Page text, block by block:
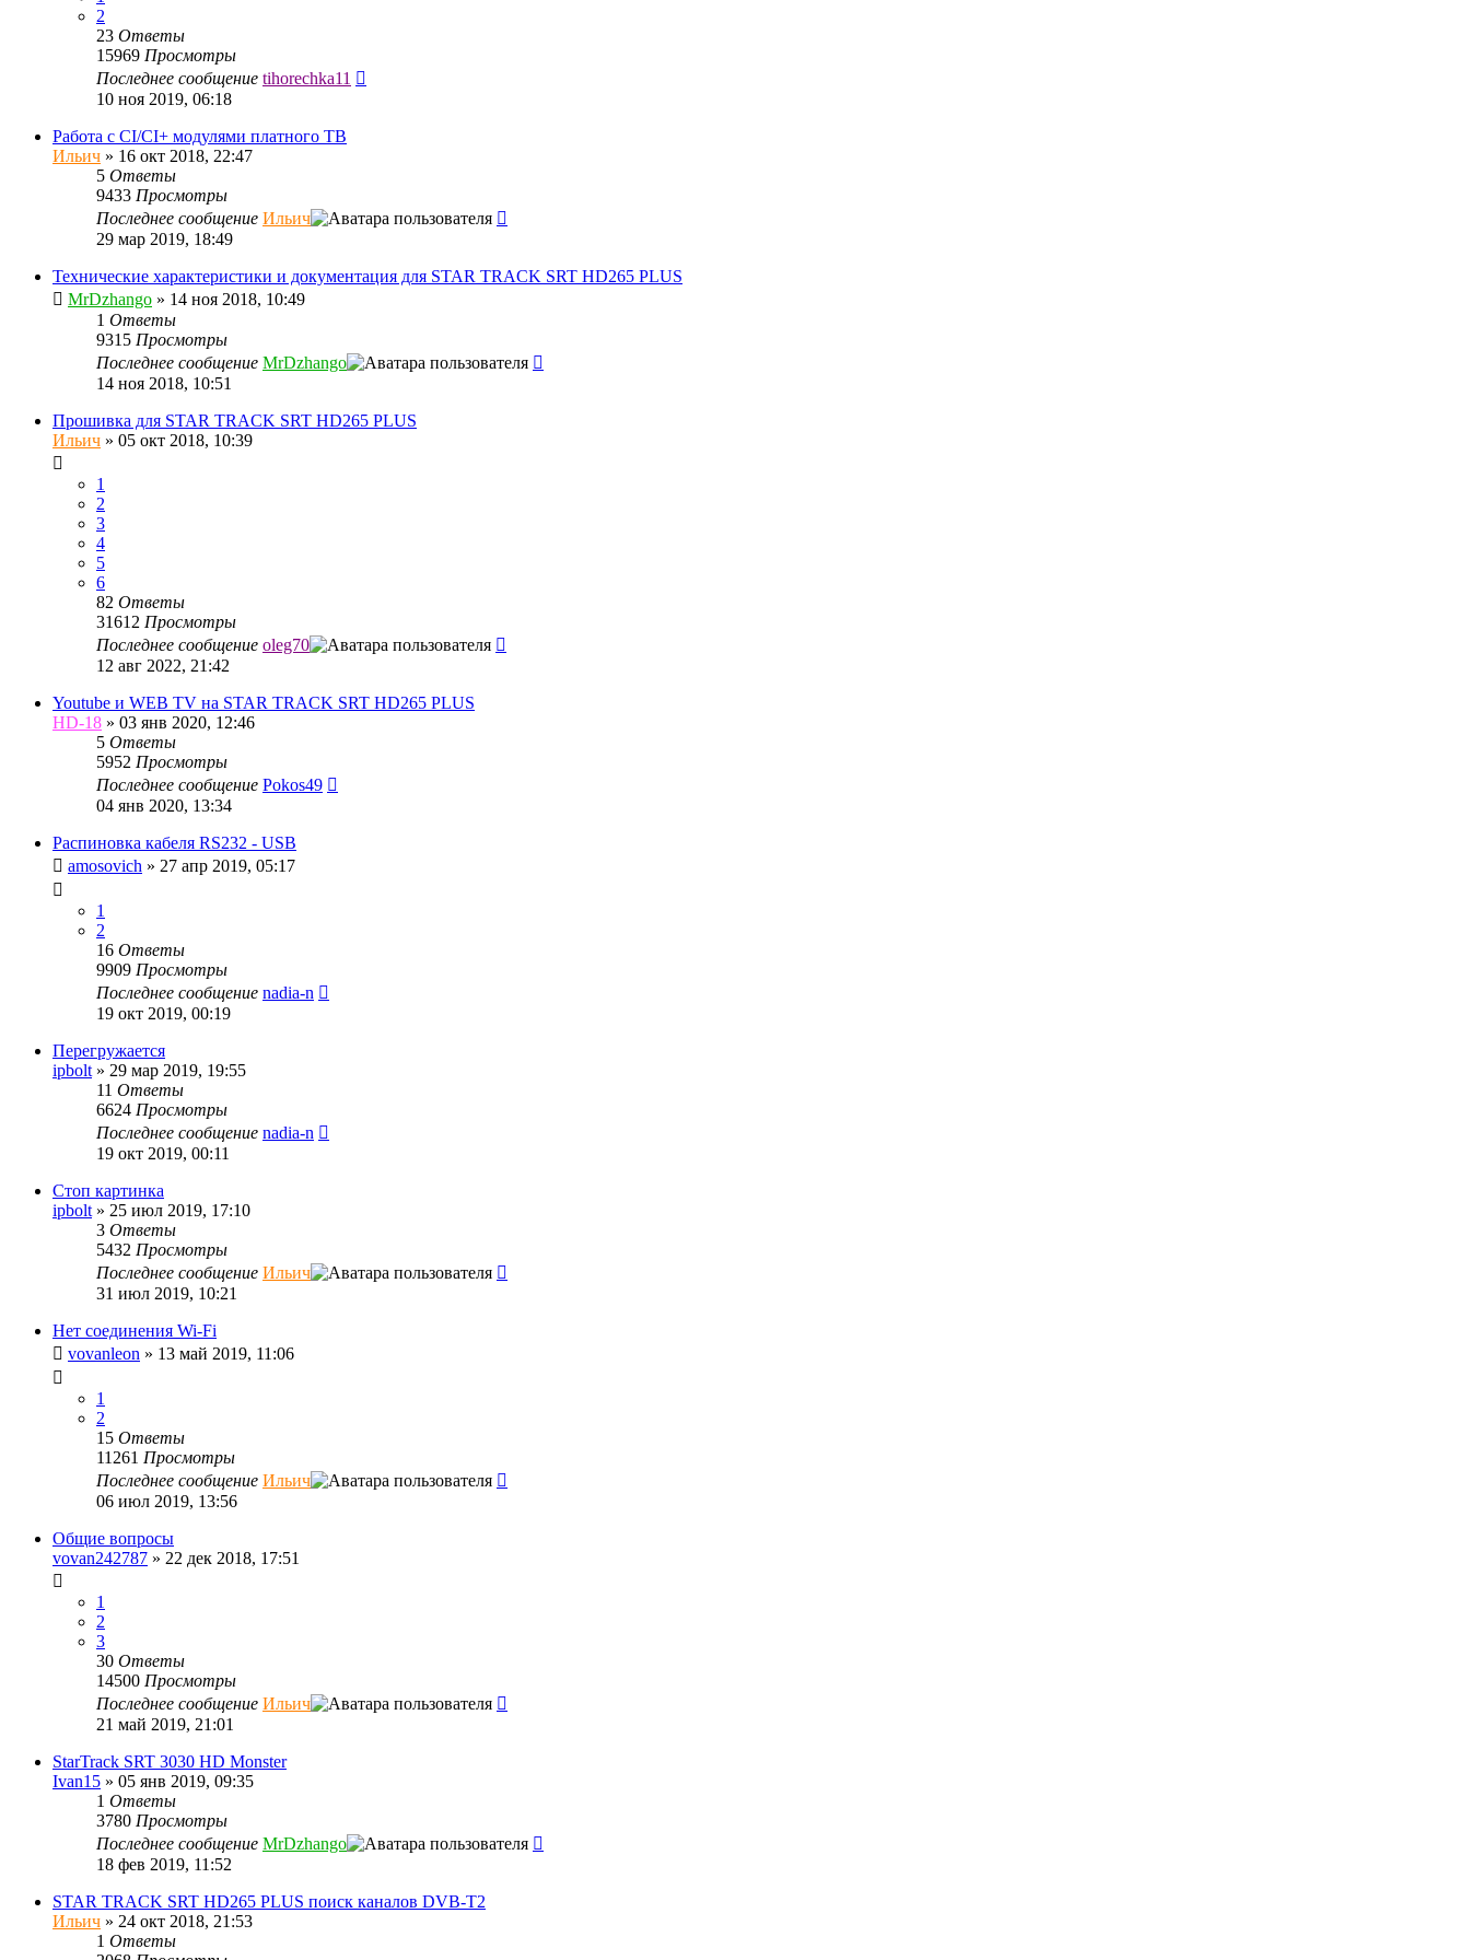
2
23 Ответы
15969 Просмотры
Последнее сообщение tihorechka11
10 ноя 2019, 06:18
Работа с CI/CI+ модулями платного ТВ
Ильич » 16 окт 2018, 22:47
5 Ответы
9433 Просмотры
Последнее сообщение Ильич
29 мар 2019, 18:49
Технические характеристики и документация для STAR TRACK SRT HD265 PLUS
MrDzhango » 14 ноя 2018, 10:49
1 Ответы
9315 Просмотры
Последнее сообщение MrDzhango
14 ноя 2018, 10:51
Прошивка для STAR TRACK SRT HD265 PLUS
Ильич » 05 окт 2018, 10:39
1
2
3
4
5
6
82 Ответы
31612 Просмотры
Последнее сообщение oleg70
12 авг 2022, 21:42
Youtube и WEB TV на STAR TRACK SRT HD265 PLUS
HD-18 » 03 янв 2020, 12:46
5 Ответы
5952 Просмотры
Последнее сообщение Pokos49
04 янв 2020, 13:34
Распиновка кабеля RS232 - USB
amosovich » 27 апр 2019, 05:17
1
2
16 Ответы
9909 Просмотры
Последнее сообщение nadia-n
19 окт 2019, 00:19
Перегружается
ipbolt » 29 мар 2019, 19:55
11 Ответы
6624 Просмотры
Последнее сообщение nadia-n
19 окт 2019, 00:11
Стоп картинка
ipbolt » 25 июл 2019, 17:10
3 Ответы
5432 Просмотры
Последнее сообщение Ильич
31 июл 2019, 10:21
Нет соединения Wi-Fi
vovanleon » 13 май 2019, 11:06
1
2
15 Ответы
11261 Просмотры
Последнее сообщение Ильич
06 июл 2019, 13:56
Общие вопросы
vovan242787 » 22 дек 2018, 17:51
1
2
3
30 Ответы
14500 Просмотры
Последнее сообщение Ильич
21 май 2019, 21:01
StarTrack SRT 3030 HD Monster
Ivan15 » 05 янв 2019, 09:35
1 Ответы
3780 Просмотры
Последнее сообщение MrDzhango
18 фев 2019, 11:52
STAR TRACK SRT HD265 PLUS поиск каналов DVB-T2
Ильич » 24 окт 2018, 21:53
1 Ответы